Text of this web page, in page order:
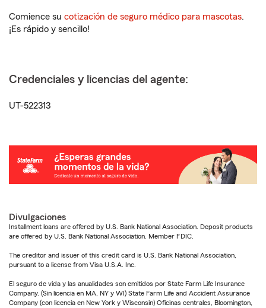
Comience su cotización de seguro médico para mascotas.
¡Es rápido y sencillo!
Credenciales y licencias del agente:
UT-522313
Divulgaciones
Installment loans are offered by U.S. Bank National Association. Deposit products
are offered by U.S. Bank National Association. Member FDIC.
The creditor and issuer of this credit card is U.S. Bank National Association,
pursuant to a license from Visa U.S.A. Inc.
El seguro de vida y las anualidades son emitidos por State Farm Life Insurance
Company. (Sin licencia en MA, NY y WI) State Farm Life and Accident Assurance
Company (con licencia en New York y Wisconsin) Oficinas centrales, Bloomington,